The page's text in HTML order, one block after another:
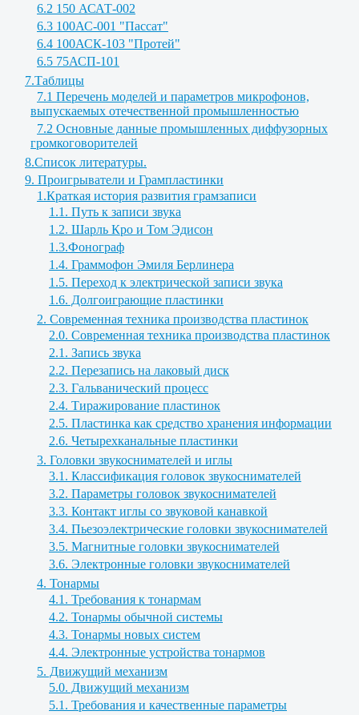
6.2 150 АСАТ-002
6.3 100АС-001 "Пассат"
6.4 100АСК-103 "Протей"
6.5 75АСП-101
7.Таблицы
7.1 Перечень моделей и параметров микрофонов,
выпускаемых отечественной промышленностью
7.2 Основные данные промышленных диффузорных
громкоговорителей
8.Список литературы.
9. Проигрыватели и Грампластинки
1.Краткая история развития грамзаписи
1.1. Путь к записи звука
1.2. Шарль Кро и Том Эдисон
1.3.Фонограф
1.4. Граммофон Эмиля Берлинера
1.5. Переход к электрической записи звука
1.6. Долгоиграющие пластинки
2. Современная техника производства пластинок
2.0. Современная техника производства пластинок
2.1. Запись звука
2.2. Перезапись на лаковый диск
2.3. Гальванический процесс
2.4. Тиражирование пластинок
2.5. Пластинка как средство хранения информации
2.6. Четырехканальные пластинки
3. Головки звукоснимателей и иглы
3.1. Классификация головок звукоснимателей
3.2. Параметры головок звукоснимателей
3.3. Контакт иглы со звуковой канавкой
3.4. Пьезоэлектрические головки звукоснимателей
3.5. Магнитные головки звукоснимателей
3.6. Электронные головки звукоснимателей
4. Тонармы
4.1. Требования к тонармам
4.2. Тонармы обычной системы
4.3. Тонармы новых систем
4.4. Электронные устройства тонармов
5. Движущий механизм
5.0. Движущий механизм
5.1. Требования и качественные параметры